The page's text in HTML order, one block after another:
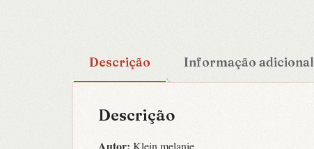
Descrição Informação adicional
Descrição
Autor: Klein,melanie